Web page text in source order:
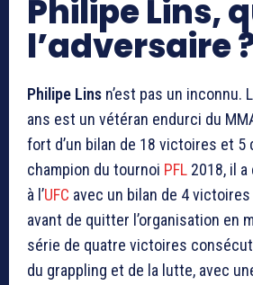
Philipe Lins,
l’adversaire
Philipe Lins n’est pas un inconnu.
ans est un vétéran endurci du
fort d’un bilan de 18 victoires et 5
champion du tournoi PFL 2018, il
à l’UFC avec un bilan de 4
avant de quitter l’organisation en
série de quatre victoires
du grappling et de la lutte, avec